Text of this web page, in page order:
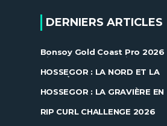
DERNIERS ARTICLES
Bonsoy Gold Coast Pro 2026
Gilmore et Ewing brillent à
Snapper ......
HOSSEGOR : LA NORD ET LA
GRAVIÈRE EN FEU !
HOSSEGOR : LA GRAVIÈRE EN
RIP CURL CHALLENGE 2026